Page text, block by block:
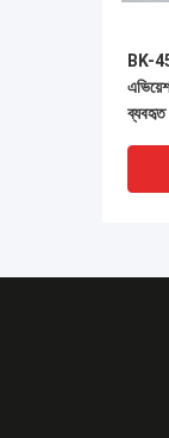
BK-
ব্যবহৃত